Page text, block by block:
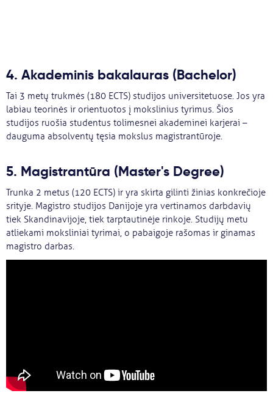
4. Akademinis bakalauras (Bachelor)
Tai 3 metų trukmės (180 ECTS) studijos universitetuose. Jos yra
labiau teorinės ir orientuotos į mokslinius tyrimus. Šios
studijos ruošia studentus tolimesnei akademinei karjerai –
dauguma absolventų tęsia mokslus magistrantūroje.
5. Magistrantūra (Master's Degree)
Trunka 2 metus (120 ECTS) ir yra skirta gilinti žinias konkrečioje
srityje. Magistro studijos Danijoje yra vertinamos darbdavių
tiek Skandinavijoje, tiek tarptautinėje rinkoje. Studijų metu
atliekami moksliniai tyrimai, o pabaigoje rašomas ir ginamas
magistro darbas.